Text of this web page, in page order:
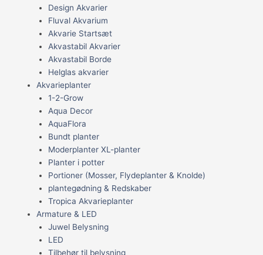
Design Akvarier
Fluval Akvarium
Akvarie Startsæt
Akvastabil Akvarier
Akvastabil Borde
Helglas akvarier
Akvarieplanter
1-2-Grow
Aqua Decor
AquaFlora
Bundt planter
Moderplanter XL-planter
Planter i potter
Portioner (Mosser, Flydeplanter & Knolde)
plantegødning & Redskaber
Tropica Akvarieplanter
Armature & LED
Juwel Belysning
LED
Tilbehør til belysning